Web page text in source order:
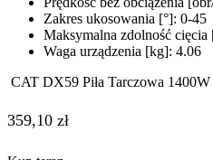
Zakres ukosowania [°]: 0-45
Maksymalna zdolność cięcia
Waga urządzenia [kg]: 4.06
CAT DX59 Piła Tarczowa 1400W
359,10 zł